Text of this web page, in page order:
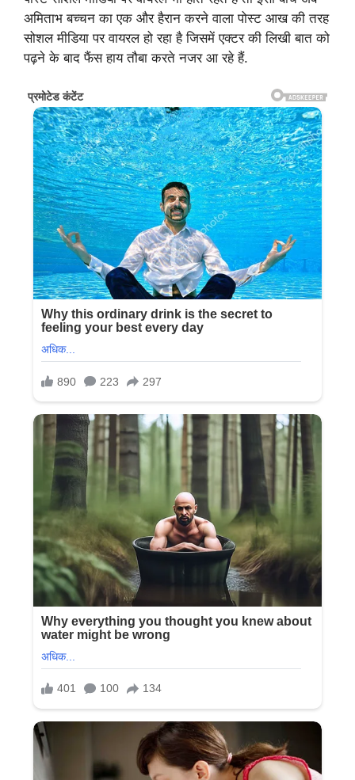
अमिताभ बच्चन का एक और हैरान करने वाला पोस्ट आख की तरह
सोशल मीडिया पर वायरल हो रहा है जिसमें एक्टर की लिखी बात को
पढ़ने के बाद फैंस हाय तौबा करते नजर आ रहे हैं.